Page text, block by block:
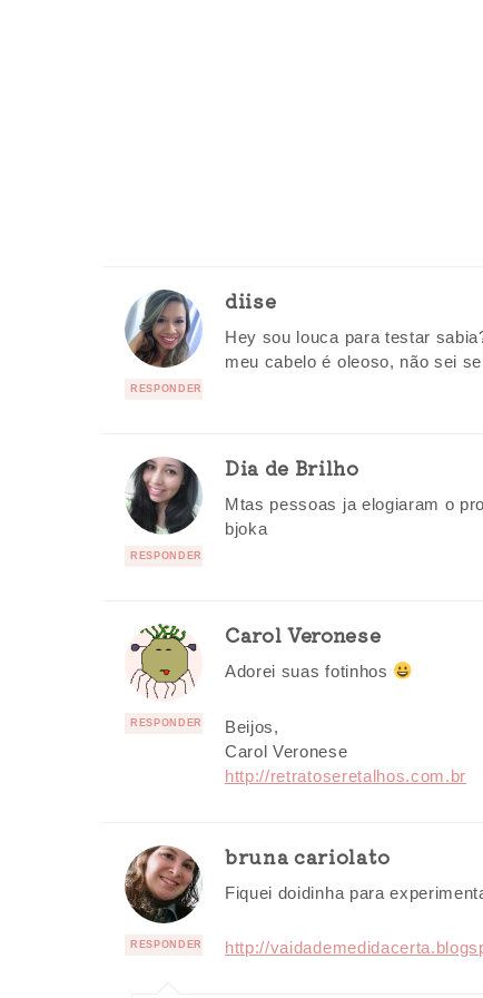
RESPONDER
diise
Hey sou louca para testar
meu cabelo é oleoso, não sei
RESPONDER
Dia de Brilho
Mtas pessoas ja elogiaram o
bjoka
RESPONDER
Carol Veronese
Adorei suas fotinhos
Beijos,
Carol Veronese
http://retratoseretalhos.com.br
RESPONDER
bruna cariolato
Fiquei doidinha para
http://